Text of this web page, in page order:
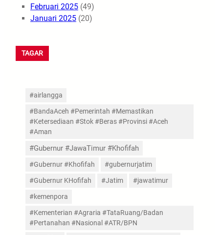
Februari 2025 (49)
Januari 2025 (20)
TAGAR
#airlangga
#BandaAceh #Pemerintah #Memastikan
#Ketersediaan #Stok #Beras #Provinsi #Aceh
#Aman
#Gubernur #JawaTimur #Khofifah
#Gubernur #Khofifah #gubernurjatim
#Gubernur KHofifah #Jatim #jawatimur
#kemenpora
#Kementerian #Agraria #TataRuang/Badan
#Pertanahan #Nasional #ATR/BPN